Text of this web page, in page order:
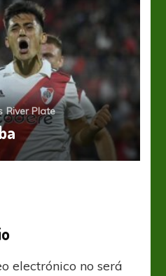
River Plate
electrónico no será